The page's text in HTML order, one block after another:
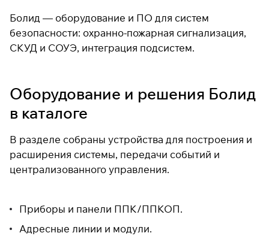
Болид — оборудование и ПО для систем
безопасности: охранно-пожарная сигнализация,
СКУД и СОУЭ, интеграция подсистем.
Оборудование и решения Болид
в каталоге
В разделе собраны устройства для построения и
расширения системы, передачи событий и
централизованного управления.
Приборы и панели ППК/ППКОП.
Адресные линии и модули.